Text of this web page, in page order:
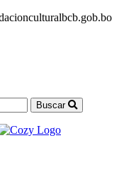
Buscar